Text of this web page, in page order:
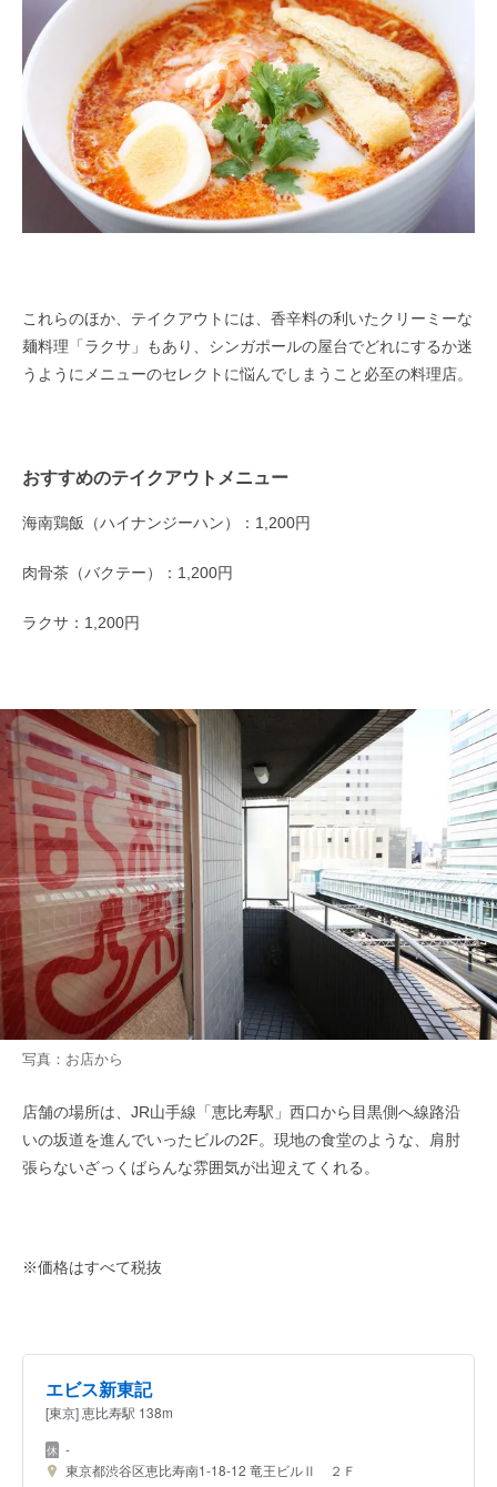
これらのほか、テイクアウトには、香辛料の利いたクリーミーな
麺料理「ラクサ」もあり、シンガポールの屋台でどれにするか迷
うようにメニューのセレクトに悩んでしまうこと必至の料理店。
おすすめのテイクアウトメニュー
海南鶏飯（ハイナンジーハン）：1,200円
肉骨茶（バクテー）：1,200円
ラクサ：1,200円
写真：お店から
店舗の場所は、JR山手線「恵比寿駅」西口から目黒側へ線路沿
いの坂道を進んでいったビルの2F。現地の食堂のような、肩肘
張らないざっくばらんな雰囲気が出迎えてくれる。
※価格はすべて税抜
エビス新東記
[東京] 恵比寿駅 138m
-
東京都渋谷区恵比寿南1-18-12 竜王ビルⅡ ２Ｆ